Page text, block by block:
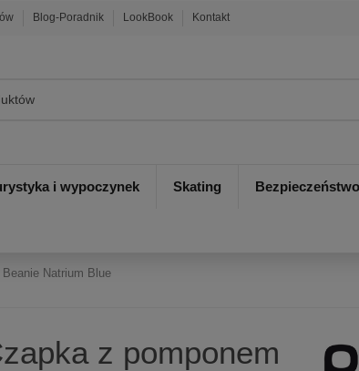
Blog-Poradnik LookBook Kontakt
i wypoczynek Skating Bezpieczeństwo
Natrium Blue
z pomponem